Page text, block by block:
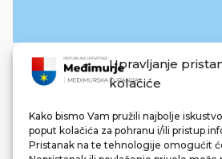
Upravljanje
kolačiće
Kako bismo Vam pružili najbolje
poput kolačića za pohranu i/ili pristup
Pristanak na te tehnologije omogućit